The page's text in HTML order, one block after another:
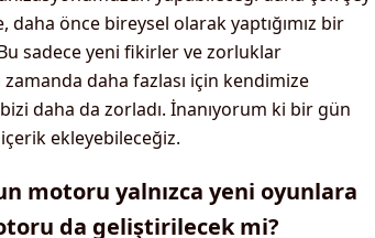
önce bireysel olarak yaptığımız bir
sadece yeni fikirler ve zorluklar
daha fazlası için kendimize
daha da zorladı. İnanıyorum ki bir gün
ekleyebileceğiz.
motoru yalnızca yeni oyunlara
da geliştirilecek mi?